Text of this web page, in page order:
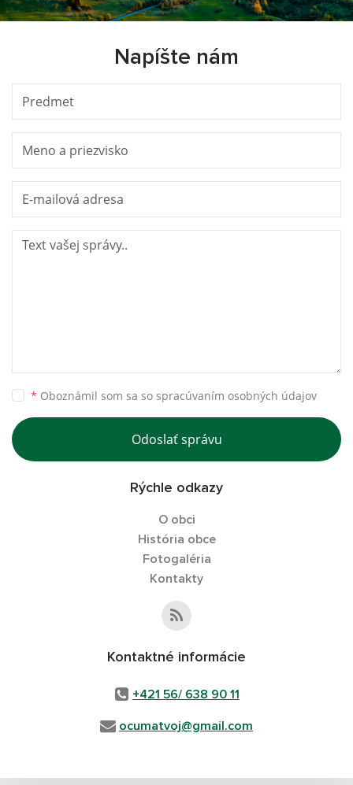
Napíšte nám
* Oboznámil som sa so spracúvaním osobných údajov
Odoslať správu
Rýchle odkazy
O obci
História obce
Fotogaléria
Kontakty
Kontaktné informácie
+421 56/ 638 90 11
ocumatvoj@gmail.com